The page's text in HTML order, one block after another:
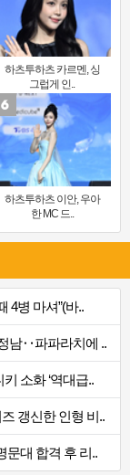
하츠투하츠 카르멘, 싱
그럽게 인..
하츠투하츠 이안, 우아
한 MC 드..
4병 마셔”(바..
남‥파파라치에 ..
소화 ‘역대급..
갱신한 인형 비..
문대 합격 후 리..